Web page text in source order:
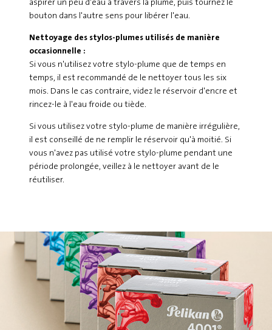
aspirer un peu d'eau à travers la plume, puis tournez le
bouton dans l'autre sens pour libérer l'eau.
Nettoyage des stylos-plumes utilisés de manière
occasionnelle :
Si vous n'utilisez votre stylo-plume que de temps en
temps, il est recommandé de le nettoyer tous les six
mois. Dans le cas contraire, videz le réservoir d'encre et
rincez-le à l'eau froide ou tiède.
Si vous utilisez votre stylo-plume de manière irrégulière,
il est conseillé de ne remplir le réservoir qu'à moitié. Si
vous n'avez pas utilisé votre stylo-plume pendant une
période prolongée, veillez à le nettoyer avant de le
réutiliser.